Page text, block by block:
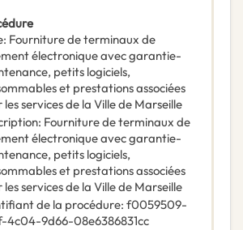
: Fourniture de terminaux de
électronique avec garantie-
petits logiciels,
et prestations associées
les services de la Ville de Marseille
: Fourniture de terminaux de
électronique avec garantie-
petits logiciels,
et prestations associées
les services de la Ville de Marseille
de la procédure: f0059509-
4c04-9d66-08e6386831cc